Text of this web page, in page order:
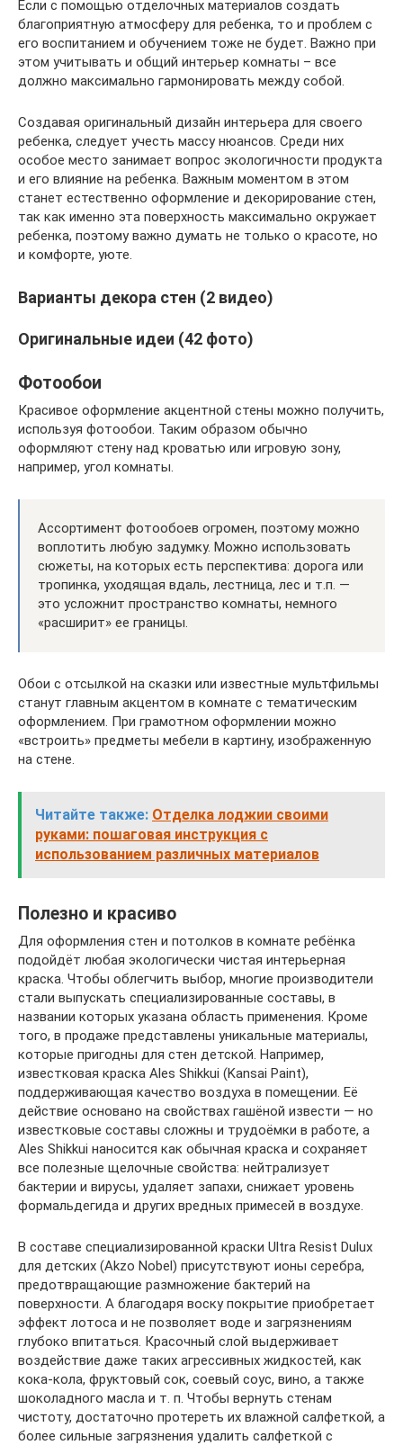
Если с помощью отделочных материалов создать
благоприятную атмосферу для ребенка, то и проблем с
его воспитанием и обучением тоже не будет. Важно при
этом учитывать и общий интерьер комнаты – все
должно максимально гармонировать между собой.
Создавая оригинальный дизайн интерьера для своего
ребенка, следует учесть массу нюансов. Среди них
особое место занимает вопрос экологичности продукта
и его влияние на ребенка. Важным моментом в этом
станет естественно оформление и декорирование стен,
так как именно эта поверхность максимально окружает
ребенка, поэтому важно думать не только о красоте, но
и комфорте, уюте.
Варианты декора стен (2 видео)
Оригинальные идеи (42 фото)
Фотообои
Красивое оформление акцентной стены можно получить,
используя фотообои. Таким образом обычно
оформляют стену над кроватью или игровую зону,
например, угол комнаты.
Ассортимент фотообоев огромен, поэтому можно
воплотить любую задумку. Можно использовать
сюжеты, на которых есть перспектива: дорога или
тропинка, уходящая вдаль, лестница, лес и т.п. —
это усложнит пространство комнаты, немного
«расширит» ее границы.
Обои с отсылкой на сказки или известные мультфильмы
станут главным акцентом в комнате с тематическим
оформлением. При грамотном оформлении можно
«встроить» предметы мебели в картину, изображенную
на стене.
Читайте также: Отделка лоджии своими
руками: пошаговая инструкция с
использованием различных материалов
Полезно и красиво
Для оформления стен и потолков в комнате ребёнка
подойдёт любая экологически чистая интерьерная
краска. Чтобы облегчить выбор, многие производители
стали выпускать специализированные составы, в
названии которых указана область применения. Кроме
того, в продаже представлены уникальные материалы,
которые пригодны для стен детской. Например,
известковая краска Ales Shikkui (Kansai Paint),
поддерживающая качество воздуха в помещении. Её
действие основано на свойствах гашёной извести — но
известковые составы сложны и трудоёмки в работе, а
Ales Shikkui наносится как обычная краска и сохраняет
все полезные щелочные свойства: нейтрализует
бактерии и вирусы, удаляет запахи, снижает уровень
формальдегида и других вредных примесей в воздухе.
В составе специализированной краски Ultra Resist Duluх
для детских (Akzo Nobel) присутствуют ионы серебра,
предотвращающие размножение бактерий на
поверхности. А благодаря воску покрытие приобретает
эффект лотоса и не позволяет воде и загрязнениям
глубоко впитаться. Красочный слой выдерживает
воздействие даже таких агрессивных жидкостей, как
кока-кола, фруктовый сок, соевый соус, вино, а также
шоколадного масла и т. п. Чтобы вернуть стенам
чистоту, достаточно протереть их влажной салфеткой, а
более сильные загрязнения удалить салфеткой с